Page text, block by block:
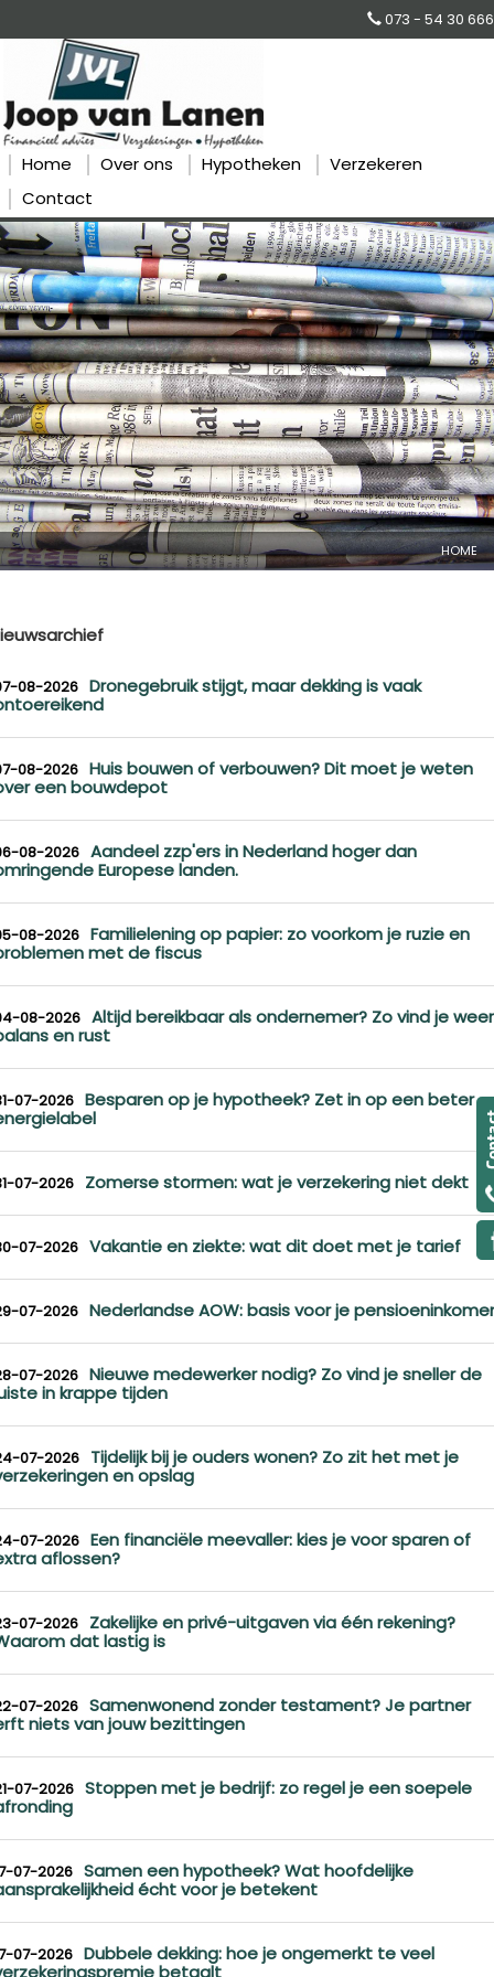
073 - 54 30 666
Home Over ons Hypotheken
Verzekeren
Contact
HOME
08-2026 Dronegebruik stijgt, maar dekking is vaak
08-2026 Huis bouwen of verbouwen? Dit moet je weten
een bouwdepot
08-2026 Aandeel zzp'ers in Nederland hoger dan
Europese landen.
08-2026 Familielening op papier: zo voorkom je ruzie en
met de fiscus
08-2026 Altijd bereikbaar als ondernemer? Zo vind je weer
en rust
07-2026 Besparen op je hypotheek? Zet in op een beter
07-2026 Zomerse stormen: wat je verzekering niet dekt
07-2026 Vakantie en ziekte: wat dit doet met je tarief
07-2026 Nederlandse AOW: basis voor je
07-2026 Nieuwe medewerker nodig? Zo vind je sneller de
in krappe tijden
07-2026 Tijdelijk bij je ouders wonen? Zo zit het met je
en opslag
07-2026 Een financiële meevaller: kies je voor sparen of
aflossen?
07-2026 Zakelijke en privé-uitgaven via één rekening?
dat lastig is
07-2026 Samenwonend zonder testament? Je partner
niets van jouw bezittingen
07-2026 Stoppen met je bedrijf: zo regel je een soepele
07-2026 Samen een hypotheek? Wat hoofdelijke
écht voor je betekent
07-2026 Dubbele dekking: hoe je ongemerkt te veel
betaalt